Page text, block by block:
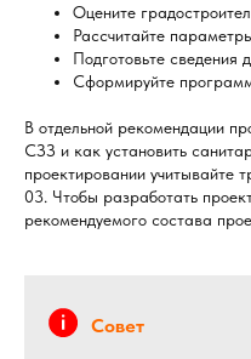
Оцените
Рассчитайте
Подготовьте сведения
Сформируйте
В отдельной рекомендации
СЗЗ и как установить
проектировании учитывайте
03. Чтобы разработать
рекомендуемого состава
Совет